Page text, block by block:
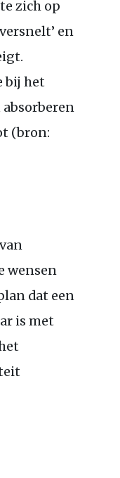
zich op
en
bij het
(bron:
wensen
dat een
is met